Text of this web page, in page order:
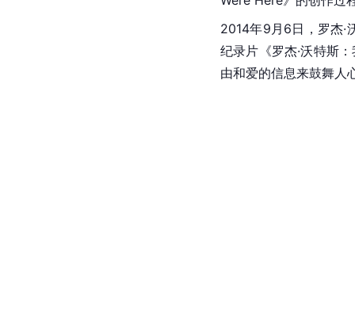
2014年9月6日，罗杰·
纪录片《罗杰·沃特斯
由和爱的信息来鼓舞人